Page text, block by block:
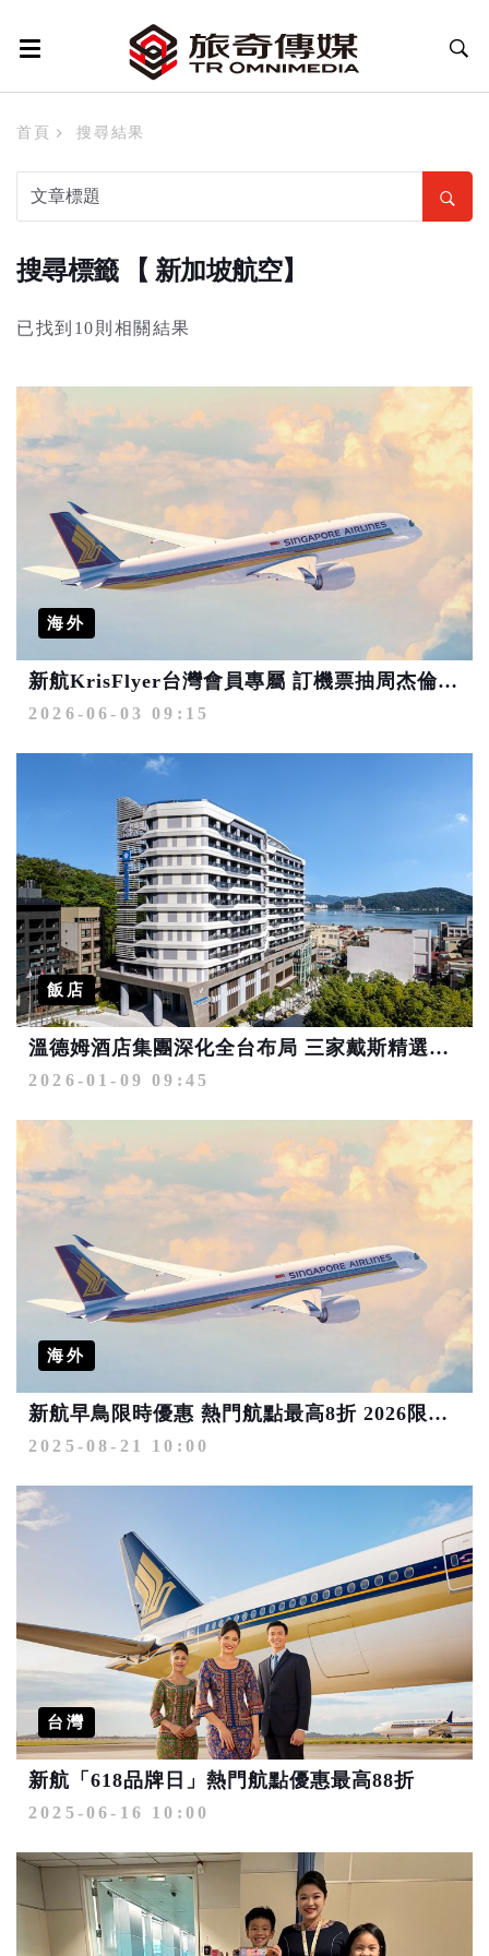
首頁 搜尋結果
搜尋標籤 【 新加坡航空】
已找到10則相關結果
海外
新航KrisFlyer台灣會員專屬 訂機票抽周杰倫新加坡2027演唱會門票
2026-06-03 09:15
飯店
溫德姆酒店集團深化全台布局 三家戴斯精選酒店2026年登場
2026-01-09 09:45
海外
新航早鳥限時優惠 熱門航點最高8折 2026限期增班服務 提前規劃夢想之旅
2025-08-21 10:00
台灣
新航「618品牌日」熱門航點優惠最高88折
2025-06-16 10:00